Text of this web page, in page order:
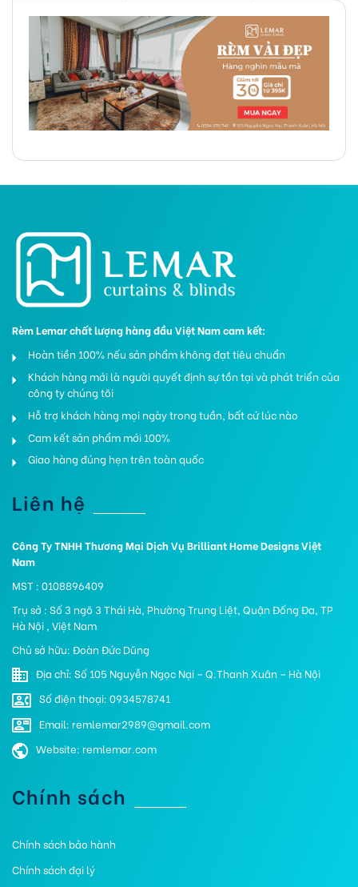
Rèm Lemar chất lượng hàng đầu Việt Nam cam kết:
Hoàn tiền 100% nếu sản phẩm không đạt tiêu chuẩn
Khách hàng mới là người quyết định sự tồn tại và phát triển của
công ty chúng tôi
Hỗ trợ khách hàng mọi ngày trong tuần, bất cứ lúc nào
Cam kết sản phẩm mới 100%
Giao hàng đúng hẹn trên toàn quốc
Liên hệ
Công Ty TNHH Thương Mại Dịch Vụ Brilliant Home Designs Việt
Nam
MST : 0108896409
Trụ sở : Số 3 ngõ 3 Thái Hà, Phường Trung Liệt, Quận Đống Đa, TP
Hà Nội , Việt Nam
Chủ sở hữu: Đoàn Đức Dũng
Địa chỉ: Số 105 Nguyễn Ngọc Nại – Q.Thanh Xuân – Hà Nội
Số điện thoại: 0934578741
Email: remlemar2989@gmail.com
Website: remlemar.com
Chính sách
Chính sách bảo hành
Chính sách đại lý